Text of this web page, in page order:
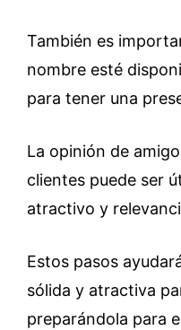
También es
nombre esté
para tener una
La opinión de
clientes puede ser
atractivo y
Estos pasos
sólida y atractiva
preparándola para